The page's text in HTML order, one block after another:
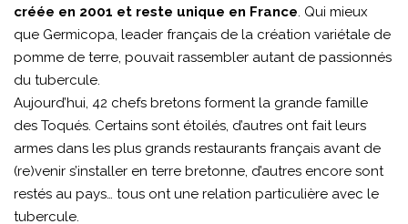
créée en 2001 et reste unique en France. Qui mieux
que Germicopa, leader français de la création variétale de
pomme de terre, pouvait rassembler autant de passionnés
du tubercule.
Aujourd’hui, 42 chefs bretons forment la grande famille
des Toqués. Certains sont étoilés, d’autres ont fait leurs
armes dans les plus grands restaurants français avant de
(re)venir s’installer en terre bretonne, d’autres encore sont
restés au pays… tous ont une relation particulière avec le
tubercule.